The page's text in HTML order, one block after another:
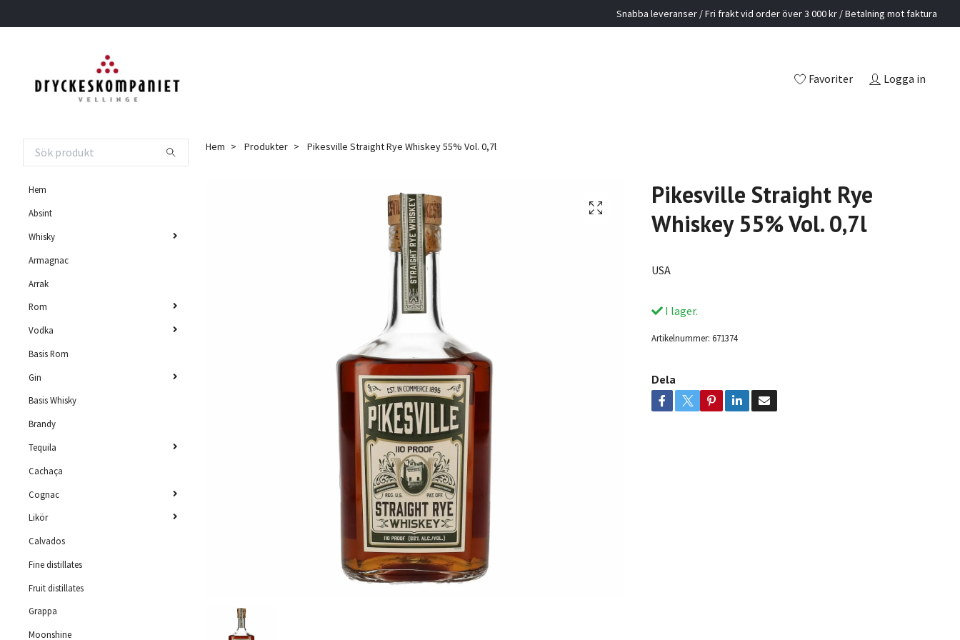
Snabba leveranser / Fri frakt vid order över 3 000 kr / Betalning mot faktura
Favoriter Logga in
Hem
Absint
Whisky
Armagnac
Arrak
Rom
Vodka
Basis Rom
Gin
Basis Whisky
Brandy
Tequila
Cachaça
Cognac
Likör
Calvados
Fine distillates
Fruit distillates
Grappa
Moonshine
Hem Produkter Pikesville Straight Rye Whiskey 55% Vol. 0,7l
Pikesville Straight Rye
Whiskey 55% Vol. 0,7l
USA
I lager.
Artikelnummer: 671374
Dela